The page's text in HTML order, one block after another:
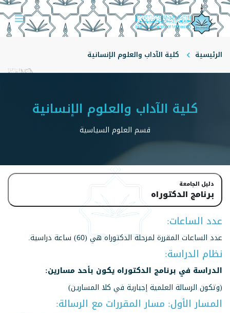
الرئيسية ‏‏كلية الآداب والعلوم الإنسانية
‏‏كلية الآداب والعلوم الإنسانية
‏‏قسم العلوم السياسية
دليل الجامعة
برنامج الدكتوراه
عدد الساعات:
عدد الساعات المقررة لمرحلة الدكتوراه هي (60) ساعة دراسية.
نظام الدراسة:
الدراسة في برنامج الدكتوراه يكون بأحد مسارين:
(وتكون الرسالة العلمية إجبارية في كلا المسارين)
المسار الأول: مسار المقررات مع الرسالة: